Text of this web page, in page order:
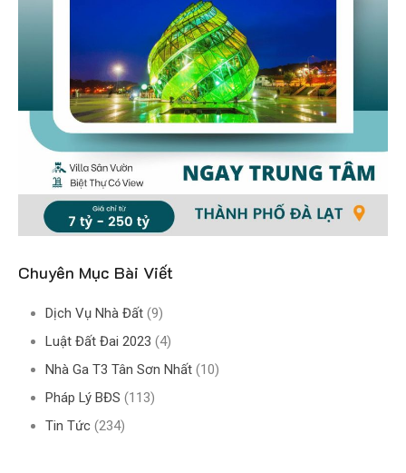
Chuyên Mục Bài Viết
Dịch Vụ Nhà Đất (9)
Luật Đất Đai 2023 (4)
Nhà Ga T3 Tân Sơn Nhất (10)
Pháp Lý BĐS (113)
Tin Tức (234)